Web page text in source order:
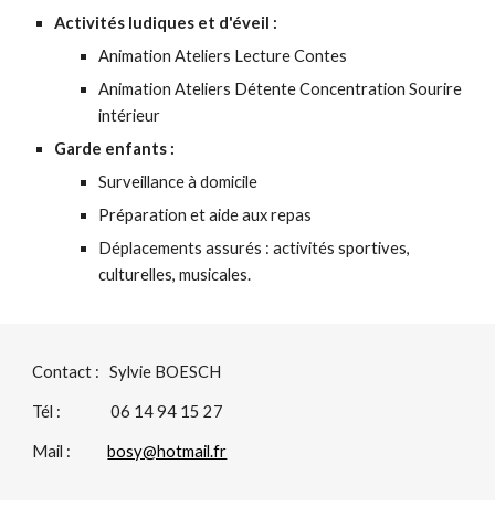
Activités ludiques et d'éveil :
Animation Ateliers Lecture Contes
Animation Ateliers Détente Concentration Sourire
intérieur
Garde enfants :
Surveillance à domicile
Préparation et aide aux repas
Déplacements assurés : activités sportives,
culturelles, musicales.
Contact :   Sylvie BOESCH
Tél :               06 14 94 15 27
Mail : bosy@hotmail.fr